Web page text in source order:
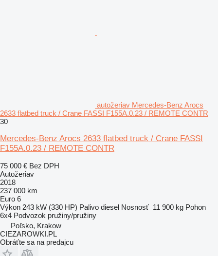
autožeriav Mercedes-Benz Arocs
2633 flatbed truck / Crane FASSI F155A.0.23 / REMOTE CONTR
30
Mercedes-Benz Arocs 2633 flatbed truck / Crane FASSI
F155A.0.23 / REMOTE CONTR
75 000 € Bez DPH
Autožeriav
2018
237 000 km
Euro 6
Výkon 243 kW (330 HP) Palivo diesel Nosnosť 11 900 kg Pohon
6x4 Podvozok pružiny/pružiny
Poľsko, Krakow
CIEZAROWKI.PL
Obráťte sa na predajcu